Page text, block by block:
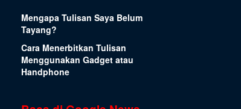
Mengapa Tulisan Saya Belum
Tayang?
Cara Menerbitkan Tulisan
Menggunakan Gadget atau
Handphone